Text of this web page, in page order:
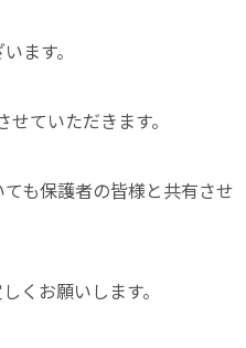
ます。
ていただきます。
も保護者の皆様と共有させ
くお願いします。